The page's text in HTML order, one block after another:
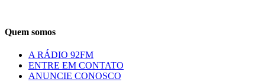
Quem somos
A RÁDIO 92FM
ENTRE EM CONTATO
ANUNCIE CONOSCO